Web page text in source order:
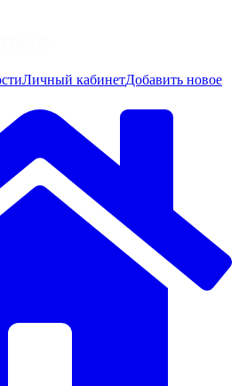
Личный кабинетДобавить новое